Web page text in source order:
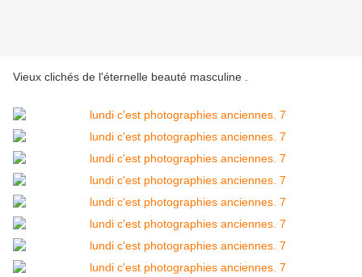
Vieux clichés de l'éternelle beauté masculine .